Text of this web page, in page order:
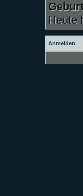
Heute
Anmelden